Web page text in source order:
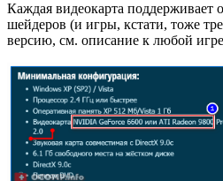
Каждая видеокарта поддерживает
шейдеров (и игры, кстати, тоже
версию, см. описание к любой